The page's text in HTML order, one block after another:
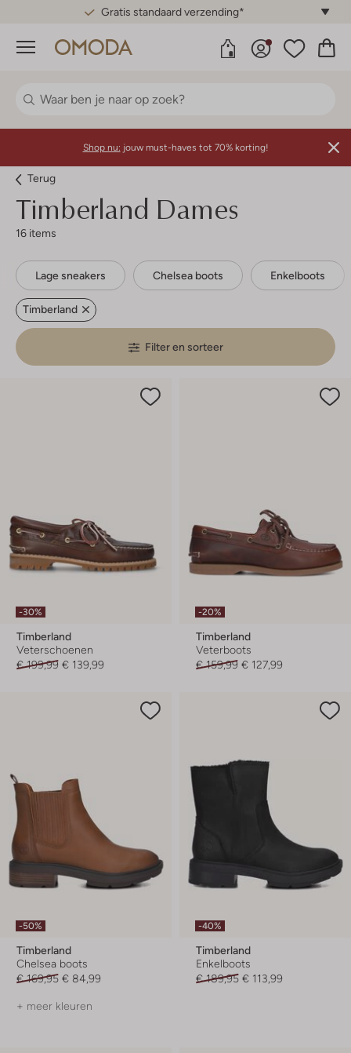
Gratis standaard verzending*
Menu
Shop nu: jouw must-haves tot 70% korting!
Terug
Timberland Dames
16 items
Lage sneakers Chelsea boots Enkelboots
Timberland
Filter en sorteer
-30%
Timberland
Veterschoenen
€ 199,99 € 139,99
-20%
Timberland
Veterboots
€ 159,99 € 127,99
-50%
Timberland
Chelsea boots
€ 169,95 € 84,99
+ meer kleuren
-40%
Timberland
Enkelboots
€ 189,95 € 113,99